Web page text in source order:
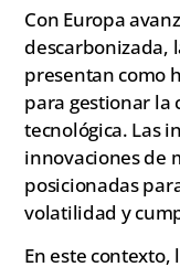
Con Europa
descarbonizada,
presentan como
para gestionar la
tecnológica. Las
innovaciones de
posicionadas
volatilidad y
En este